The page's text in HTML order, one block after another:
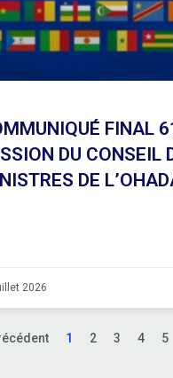
FINAL
DU CONSEIL
DE
2026
1 2 3 4 5